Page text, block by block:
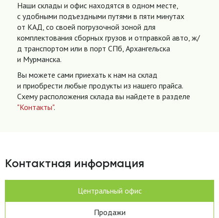
Наши склады и офис находятся в одном месте,
с удобными подъездными путями в пяти минутах
от КАД, со своей погрузочной зоной для
комплектования сборных грузов и отправкой авто, ж/
д транспортом или в порт СПб, Архангельска
и Мурманска.
Вы можете сами приехать к нам на склад
и приобрести любые продукты из нашего прайса.
Схему расположения склада вы найдете в разделе
"Контакты".
Контактная информация
Центральный офис
Продажи